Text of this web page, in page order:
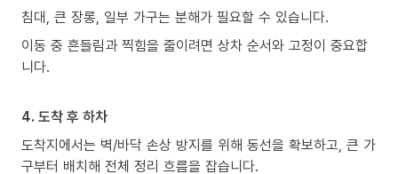
침대, 큰 장롱, 일부 가구는 분해가 필요할 수 있습니다.
이동 중 흔들림과 찍힘을 줄이려면 상차 순서와 고정이 중요합
니다.
4. 도착 후 하차
도착지에서는 벽/바닥 손상 방지를 위해 동선을 확보하고, 큰 가
구부터 배치해 전체 정리 흐름을 잡습니다.